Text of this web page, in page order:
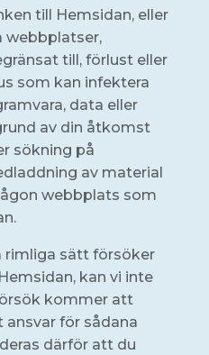
till Hemsidan, eller
webbplatser,
till, förlust eller
som kan infektera
data eller
av din åtkomst
sökning på
av material
webbplats som
rimliga sätt försöker
kan vi inte
kommer att
ansvar för sådana
därför att du